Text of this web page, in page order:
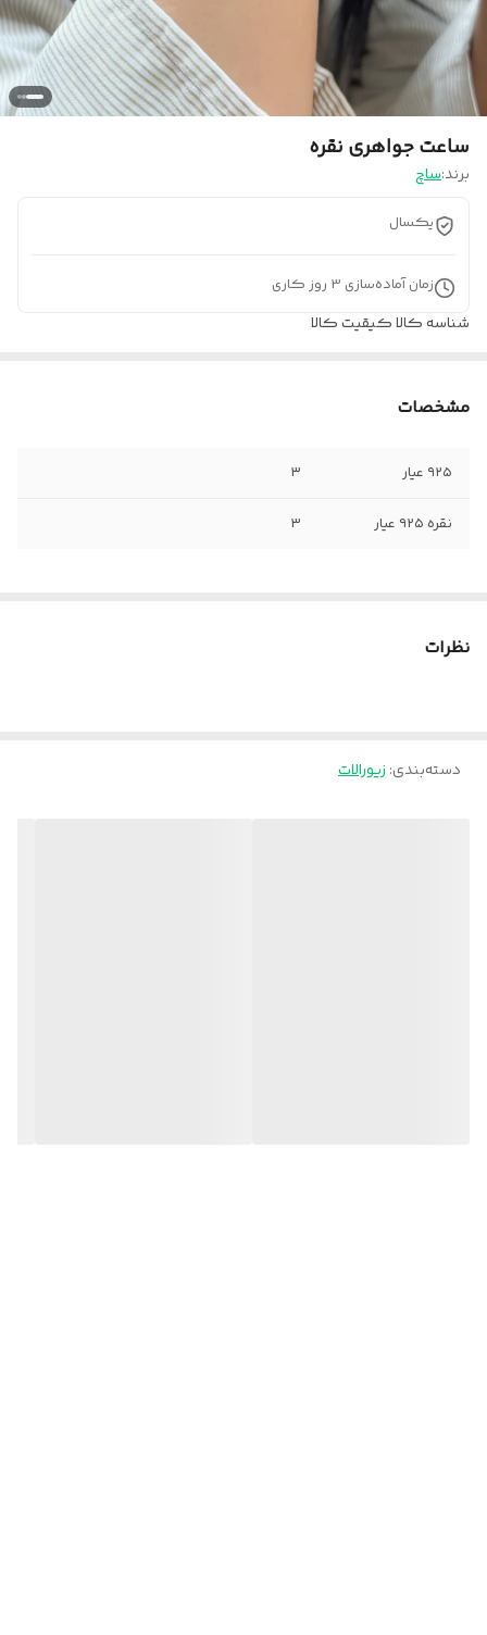
ساعت جواهری نقره
برند:ساچ
یکسال
زمان آماده‌سازی 3 روز کاری
شناسه کالاکیقیت کالا
مشخصات
۹۲۵ عیار ۳
نقره ۹۲۵ عیار ۳
نظرات
دسته‌بندی: زیورالات